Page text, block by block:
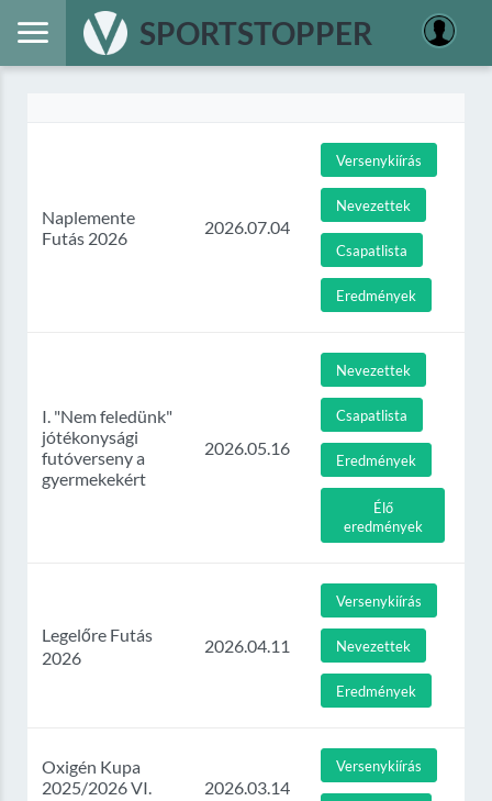
SPORTSTOPPER
Naplemente
Futás 2026
2026.07.04
Versenykiírás
Nevezettek
Csapatlista
Eredmények
I. "Nem feledünk"
jótékonysági
futóverseny a
gyermekekért
2026.05.16
Nevezettek
Csapatlista
Eredmények
Élő
eredmények
Legelőre Futás
2026
2026.04.11
Versenykiírás
Nevezettek
Eredmények
Oxigén Kupa
2025/2026 VI.
2026.03.14
Versenykiírás